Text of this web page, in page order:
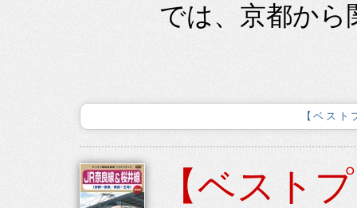
では、京都から
【ベス
【ベスト